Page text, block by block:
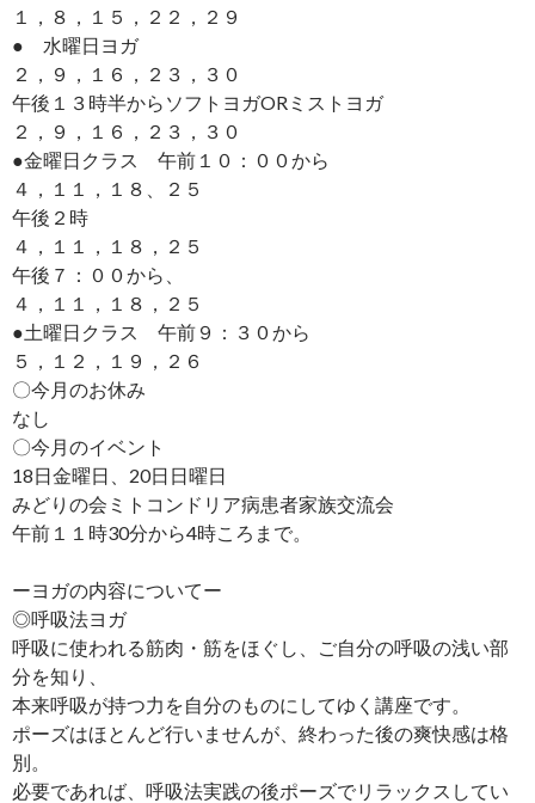
１，８，１５，２２，２９
● 水曜日ヨガ
２，９，１６，２３，３０
午後１３時半からソフトヨガORミストヨガ
２，９，１６，２３，３０
●金曜日クラス 午前１０：００から
４，１１，１８、２５
午後２時
４，１１，１８，２５
午後７：００から、
４，１１，１８，２５
●土曜日クラス 午前９：３０から
５，１２，１９，２６
〇今月のお休み
なし
〇今月のイベント
18日金曜日、20日日曜日
みどりの会ミトコンドリア病患者家族交流会
午前１１時30分から4時ころまで。
ーヨガの内容についてー
◎呼吸法ヨガ
呼吸に使われる筋肉・筋をほぐし、ご自分の呼吸の浅い部
分を知り、
本来呼吸が持つ力を自分のものにしてゆく講座です。
ポーズはほとんど行いませんが、終わった後の爽快感は格
別。
必要であれば、呼吸法実践の後ポーズでリラックスしてい